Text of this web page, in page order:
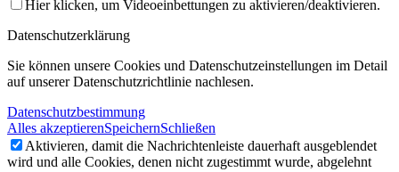
Hier klicken, um Videoeinbettungen zu aktivieren/deaktivieren.
Datenschutzerklärung
Sie können unsere Cookies und Datenschutzeinstellungen im Detail
auf unserer Datenschutzrichtlinie nachlesen.
Datenschutzbestimmung
Alles akzeptierenSpeichernSchließen
Aktivieren, damit die Nachrichtenleiste dauerhaft ausgeblendet
wird und alle Cookies, denen nicht zugestimmt wurde, abgelehnt